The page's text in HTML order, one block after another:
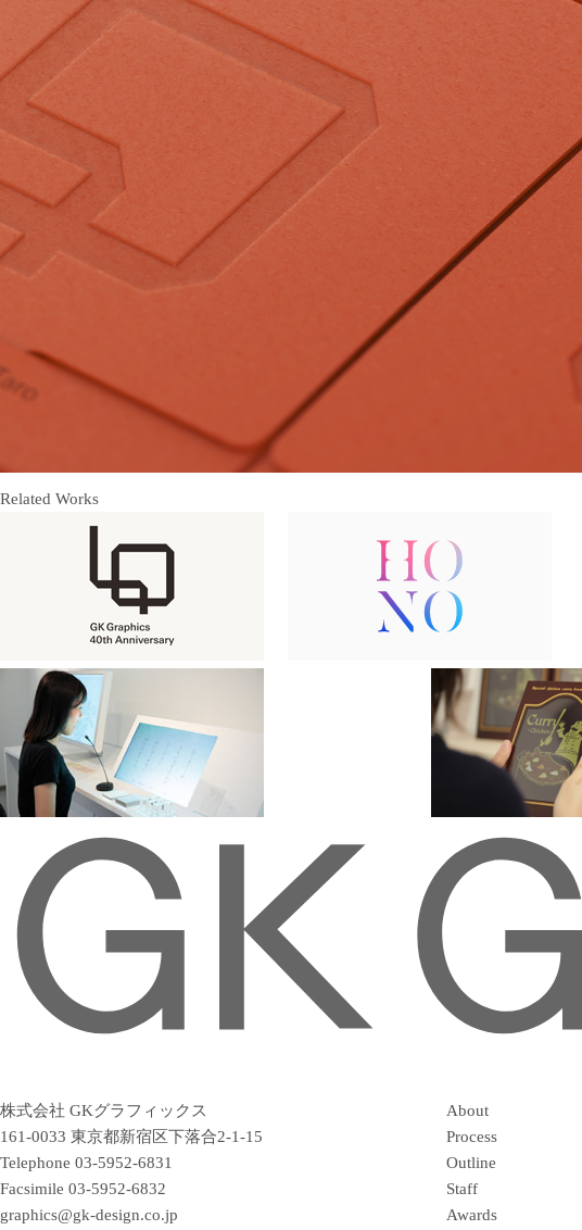
Related Works
株式会社 GKグラフィックス
161-0033 東京都新宿区下落合2-1-15
Telephone 03-5952-6831
Facsimile 03-5952-6832
graphics@gk-design.co.jp
About
Process
Outline
Staff
Awards